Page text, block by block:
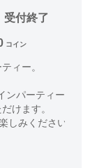
受付終了
コイン
ィー。
ンパーティーイベン
けます。
しみください